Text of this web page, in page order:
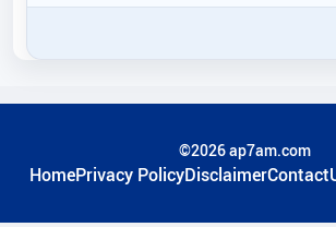
©2026 ap7am.com
HomePrivacy PolicyDisclaimer